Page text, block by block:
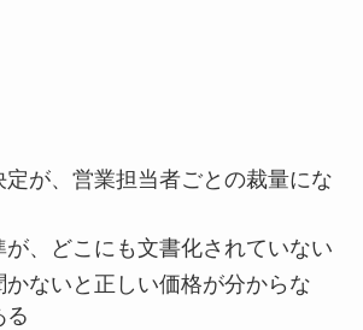
定が、営業担当者ごとの裁量にな
が、どこにも文書化されていない
かないと正しい価格が分からな
る